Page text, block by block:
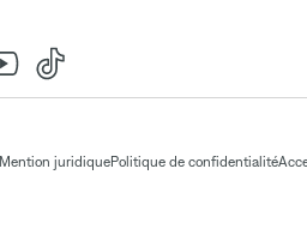
Mention juridiquePolitique de confidentialité